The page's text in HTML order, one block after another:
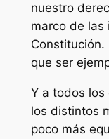
nuestro
marco de las
Constitución.
que ser
Y a todos los
los distintos
poco más